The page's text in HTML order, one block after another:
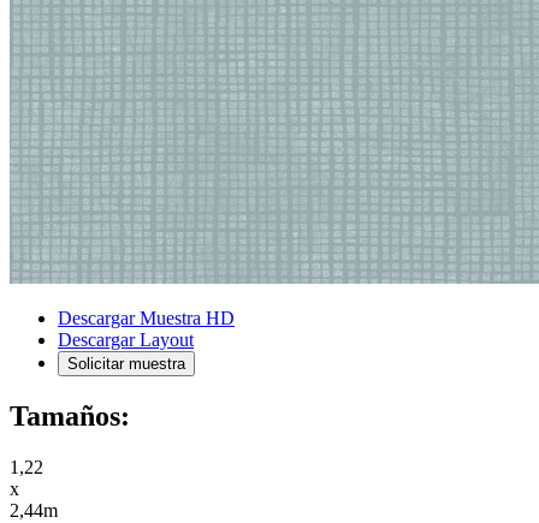
Descargar Muestra HD
Descargar Layout
Solicitar muestra
Tamaños:
1,22
x
2,44m